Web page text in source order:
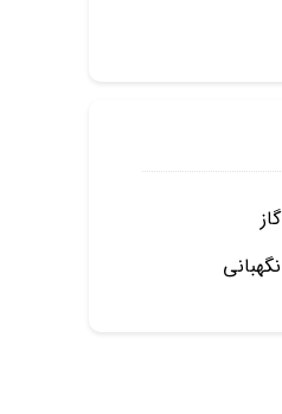
گاز
نگهبانی